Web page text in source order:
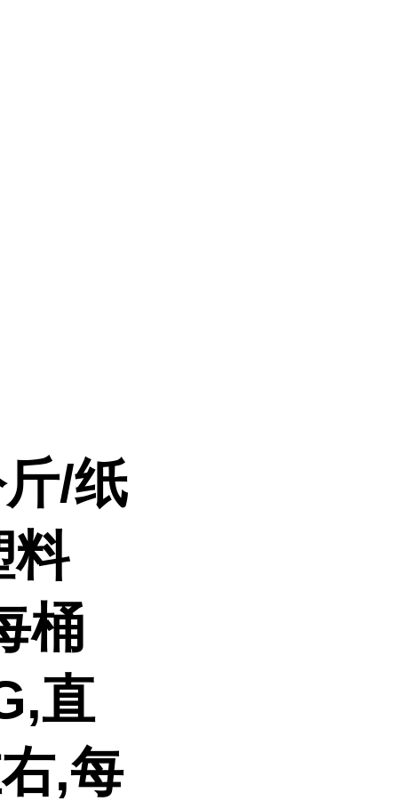
/纸
料
桶
直
,每